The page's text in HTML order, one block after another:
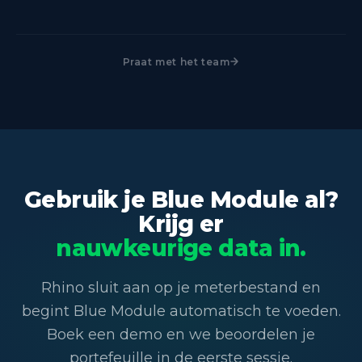
waarde, wat buiten de scope van Rhino valt. De
Blue Module-account. De meeste klanten zijn
Praat met het team
Gebruik je Blue Module al?
Krijg er
nauwkeurige data in.
Rhino sluit aan op je meterbestand en
begint Blue Module automatisch te voeden.
Boek een demo en we beoordelen je
portefeuille in de eerste sessie.